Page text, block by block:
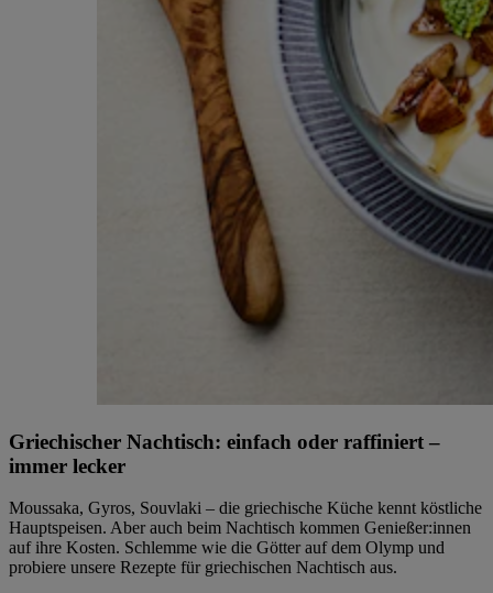
Griechischer Nachtisch: einfach oder raffiniert –
immer lecker
Moussaka, Gyros, Souvlaki – die griechische Küche kennt köstliche
Hauptspeisen. Aber auch beim Nachtisch kommen Genießer:innen
auf ihre Kosten. Schlemme wie die Götter auf dem Olymp und
probiere unsere Rezepte für griechischen Nachtisch aus.